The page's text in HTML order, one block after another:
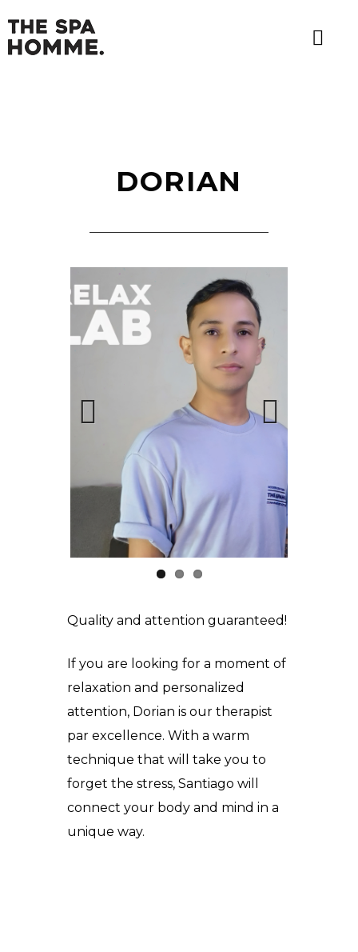
DORIAN
Quality and attention guaranteed!
If you are looking for a moment of
relaxation and personalized
attention, Dorian is our therapist
par excellence. With a warm
technique that will take you to
forget the stress, Santiago will
connect your body and mind in a
unique way.